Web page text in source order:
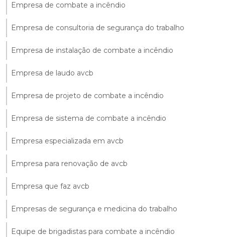
Empresa de combate a incêndio
Empresa de consultoria de segurança do trabalho
Empresa de instalação de combate a incêndio
Empresa de laudo avcb
Empresa de projeto de combate a incêndio
Empresa de sistema de combate a incêndio
Empresa especializada em avcb
Empresa para renovação de avcb
Empresa que faz avcb
Empresas de segurança e medicina do trabalho
Equipe de brigadistas para combate a incêndio